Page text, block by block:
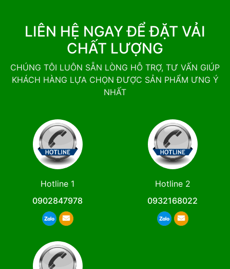
LIÊN HỆ NGAY ĐỂ ĐẶT VẢI
CHẤT LƯỢNG
CHÚNG TÔI LUÔN SẴN LÒNG HỖ TRỢ, TƯ VẤN GIÚP
KHÁCH HÀNG LỰA CHỌN ĐƯỢC SẢN PHẨM ƯNG Ý
NHẤT
Hotline 1
0902847978
Hotline 2
0932168022